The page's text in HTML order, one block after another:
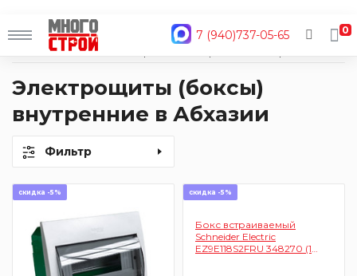
7 (940)737-05-65
0
Главная
Каталог
Электрощиты (боксы)
внутренние в Абхазии
Фильтр
скидка -5% скидка -5%
Бокс встраиваемый
Schneider Electric
EZ9E118S2FRU 348270 (1